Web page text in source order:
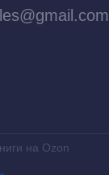
на Ozon